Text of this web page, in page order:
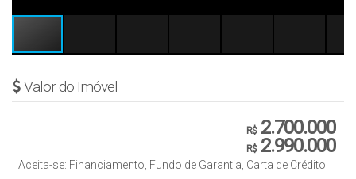
Valor do Imóvel
R$2.700.000
R$2.990.000
Aceita-se: Financiamento, Fundo de Garantia, Carta de Crédito